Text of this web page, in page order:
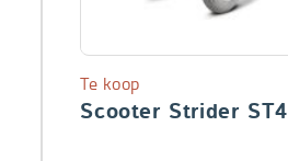
Scooter Strider ST4
Te koop